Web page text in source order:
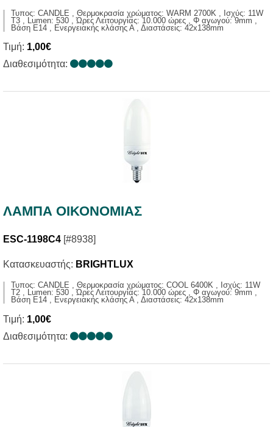
Τυπος: CANDLE , Θερμοκρασία χρώματος: WARM 2700K , Ισχύς: 11W
T3 , Lumen: 530 , Ώρες Λειτουργίας: 10.000 ώρες , Φ αγωγού: 9mm ,
Βάση E14 , Ενεργειακής κλάσης Α , Διαστάσεις: 42x138mm
Τιμή: 1,00€
Διαθεσιμότητα:
ΛΑΜΠΑ ΟΙΚΟΝΟΜΙΑΣ
ESC-1198C4 [#8938]
Κατασκευαστής: BRIGHTLUX
Τυπος: CANDLE , Θερμοκρασία χρώματος: COOL 6400K , Ισχύς: 11W
T2 , Lumen: 530 , Ώρες Λειτουργίας: 10.000 ώρες , Φ αγωγού: 9mm ,
Βάση E14 , Ενεργειακής κλάσης Α , Διαστάσεις: 42x138mm
Τιμή: 1,00€
Διαθεσιμότητα: